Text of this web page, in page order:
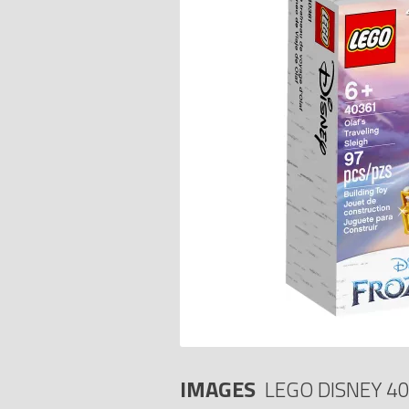
IMAGES LEGO DISNEY